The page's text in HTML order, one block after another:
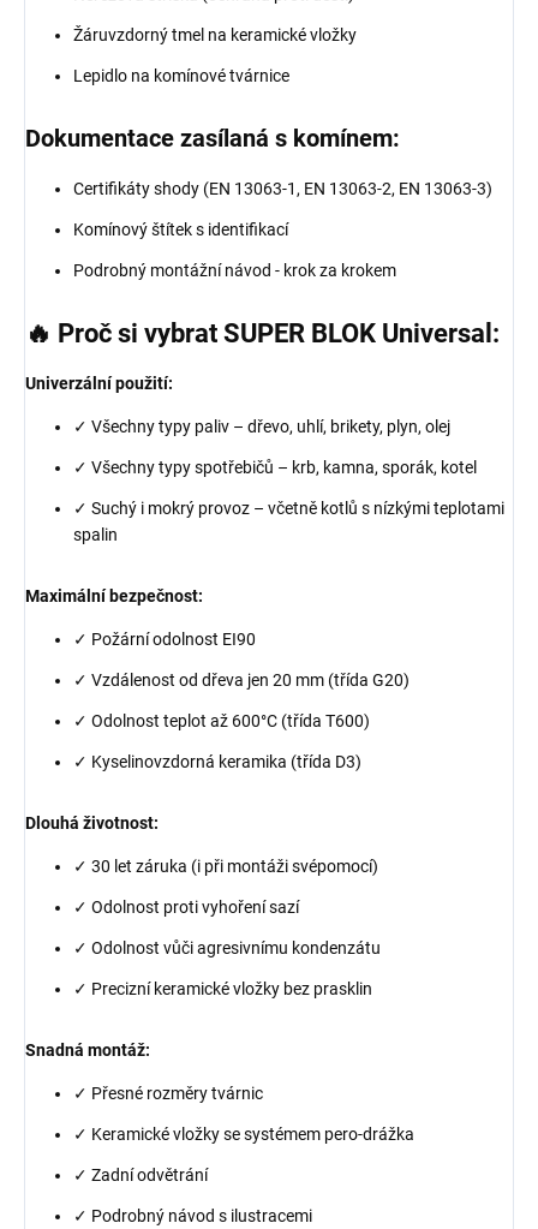
Žáruvzdorný tmel na keramické vložky
Lepidlo na komínové tvárnice
Dokumentace zasílaná s komínem:
Certifikáty shody (EN 13063-1, EN 13063-2, EN 13063-3)
Komínový štítek s identifikací
Podrobný montážní návod - krok za krokem
🔥 Proč si vybrat SUPER BLOK Universal:
Univerzální použití:
✓ Všechny typy paliv – dřevo, uhlí, brikety, plyn, olej
✓ Všechny typy spotřebičů – krb, kamna, sporák, kotel
✓ Suchý i mokrý provoz – včetně kotlů s nízkými teplotami
spalin
Maximální bezpečnost:
✓ Požární odolnost EI90
✓ Vzdálenost od dřeva jen 20 mm (třída G20)
✓ Odolnost teplot až 600°C (třída T600)
✓ Kyselinovzdorná keramika (třída D3)
Dlouhá životnost:
✓ 30 let záruka (i při montáži svépomocí)
✓ Odolnost proti vyhoření sazí
✓ Odolnost vůči agresivnímu kondenzátu
✓ Precizní keramické vložky bez prasklin
Snadná montáž:
✓ Přesné rozměry tvárnic
✓ Keramické vložky se systémem pero-drážka
✓ Zadní odvětrání
✓ Podrobný návod s ilustracemi